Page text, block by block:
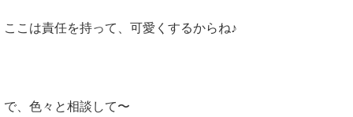
ここは責任を持って、可愛くするからね♪
で、色々と相談して〜